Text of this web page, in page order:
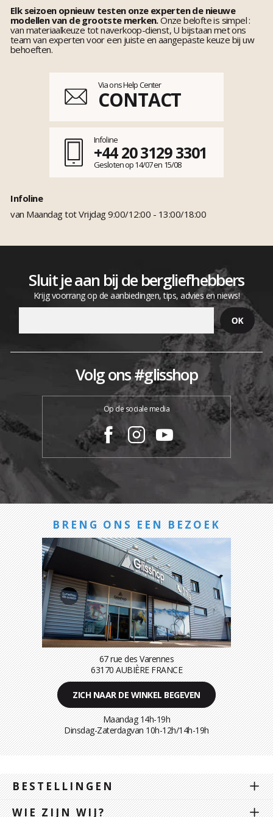
Elk seizoen opnieuw testen onze experten de nieuwe
modellen van de grootste merken.Onze belofte is simpel :
van materiaalkeuze tot naverkoop-dienst, U bijstaan met ons
team van experten voor een juiste en aangepaste keuze bij uw
behoeften.
Via ons Help Center
CONTACT
Infoline
+44 20 3129 3301
Gesloten op 14/07 en 15/08
Infoline
van Maandag tot Vrijdag 9:00/12:00 - 13:00/18:00
Sluit je aan bij de bergliefhebbers
Krijg voorrang op de aanbiedingen, tips, advies en niews!
Volg ons #glisshop
Op de sociale media
BRENG ONS EEN BEZOEK
67 rue des Varennes
63170 AUBIÈRE FRANCE
ZICH NAAR DE WINKEL BEGEVEN
Maandag 14h-19h
Dinsdag-Zaterdagvan 10h-12h/14h-19h
BESTELLINGEN
WIE ZIJN WIJ?